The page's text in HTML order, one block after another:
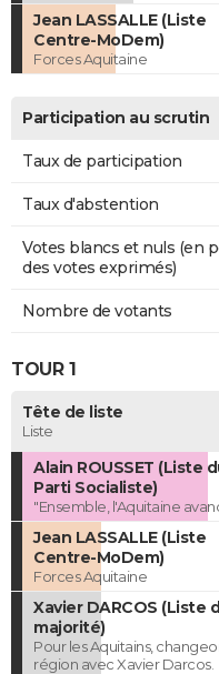
Jean LASSALLE (Liste
Centre-MoDem)
Forces Aquitaine
Participation au scrutin
Taux de participation
Taux d'abstention
Votes blancs et nuls (en
des votes exprimés)
Nombre de votants
TOUR 1
Tête de liste
Liste
Alain ROUSSET (Liste
Parti Socialiste)
"Ensemble, l'Aquitaine
Jean LASSALLE (Liste
Centre-MoDem)
Forces Aquitaine
Xavier DARCOS (Liste
majorité)
Pour les Aquitains,
région avec Xavier Darcos.